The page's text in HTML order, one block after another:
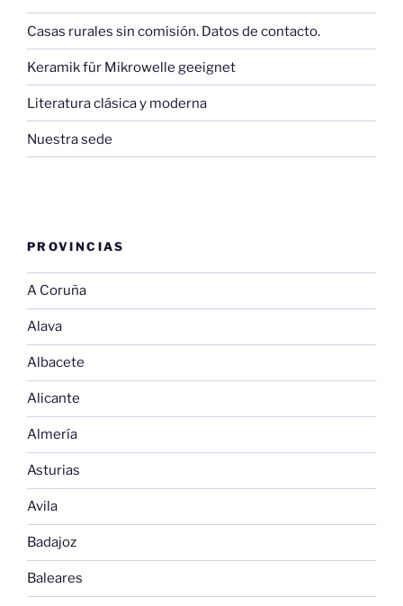
Casas rurales sin comisión. Datos de contacto.
Keramik für Mikrowelle geeignet
Literatura clásica y moderna
Nuestra sede
PROVINCIAS
A Coruña
Alava
Albacete
Alicante
Almería
Asturias
Avila
Badajoz
Baleares